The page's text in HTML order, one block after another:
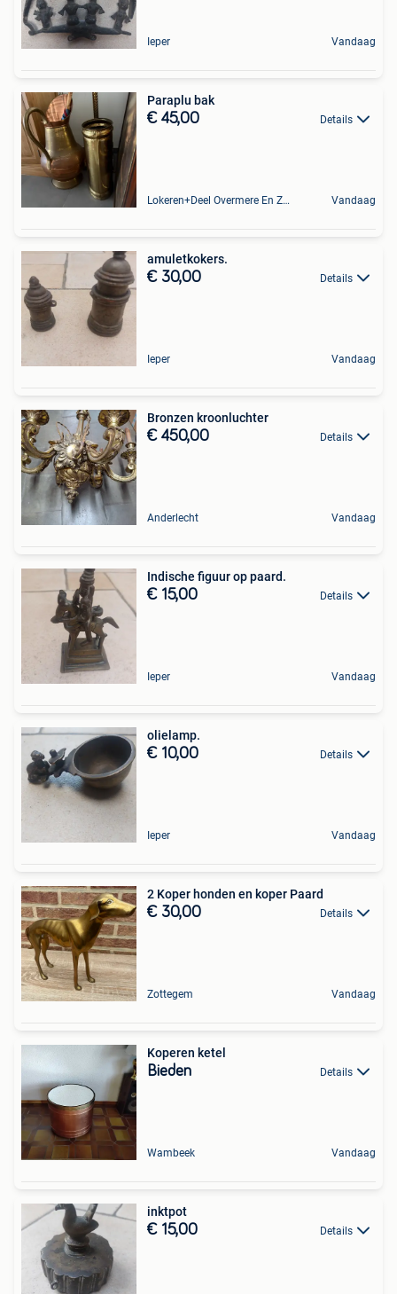
Ieper Vandaag
Paraplu bak
€ 45,00 Details
Lokeren+Deel Overmere En Zele Vandaag
amuletkokers.
€ 30,00 Details
Ieper Vandaag
Bronzen kroonluchter
€ 450,00 Details
Anderlecht Vandaag
Indische figuur op paard.
€ 15,00 Details
Ieper Vandaag
olielamp.
€ 10,00 Details
Ieper Vandaag
2 Koper honden en koper Paard
€ 30,00 Details
Zottegem Vandaag
Koperen ketel
Bieden Details
Wambeek Vandaag
inktpot
€ 15,00 Details